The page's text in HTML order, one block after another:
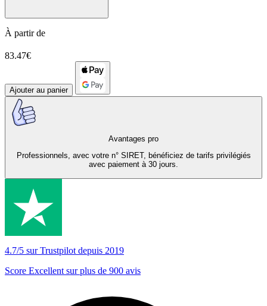
À partir de
83.47€
Ajouter au panier
Avantages pro
Professionnels, avec votre n° SIRET, bénéficiez de tarifs privilégiés
avec paiement à 30 jours.
4.7/5 sur Trustpilot depuis 2019
Score Excellent sur plus de 900 avis